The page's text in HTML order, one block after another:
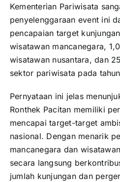
Kementerian Pariwisata
penyelenggaraan event ini
pencapaian target
wisatawan mancanegara,
wisatawan nusantara, dan
sektor pariwisata pada
Pernyataan ini jelas
Ronthek Pacitan memiliki
mencapai target-target
nasional. Dengan menarik
mancanegara dan
secara langsung
jumlah kunjungan dan